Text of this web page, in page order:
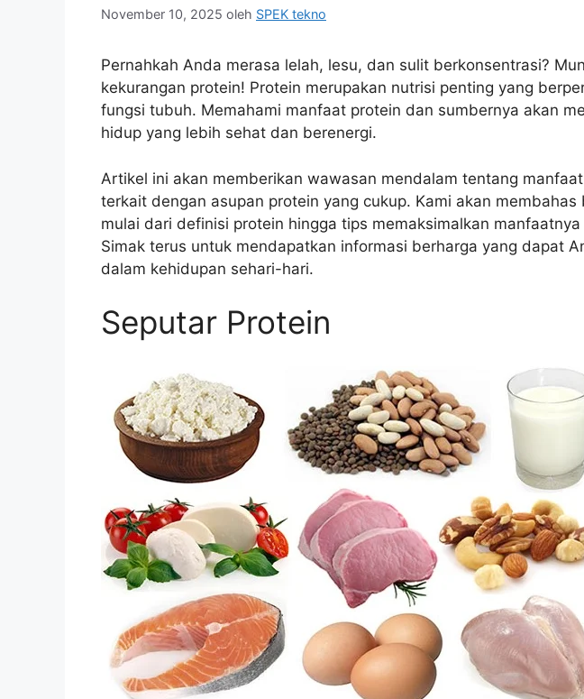
November 10, 2025 oleh SPEK tekno
Pernahkah Anda merasa lelah, lesu, dan sulit berkonsentrasi?
kekurangan protein! Protein merupakan nutrisi penting yang
fungsi tubuh. Memahami manfaat protein dan sumbernya akan
hidup yang lebih sehat dan berenergi.
Artikel ini akan memberikan wawasan mendalam tentang
terkait dengan asupan protein yang cukup. Kami akan
mulai dari definisi protein hingga tips memaksimalkan
Simak terus untuk mendapatkan informasi berharga yang dapat
dalam kehidupan sehari-hari.
Seputar Protein